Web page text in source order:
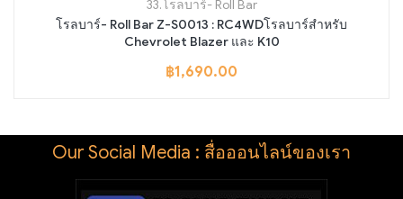
33.โรลบาร์- Roll Bar
โรลบาร์- Roll Bar Z-S0013 : RC4WDโรลบาร์สำหรับ
Chevrolet Blazer และ K10
฿1,690.00
Our Social Media : สื่อออนไลน์ของเรา